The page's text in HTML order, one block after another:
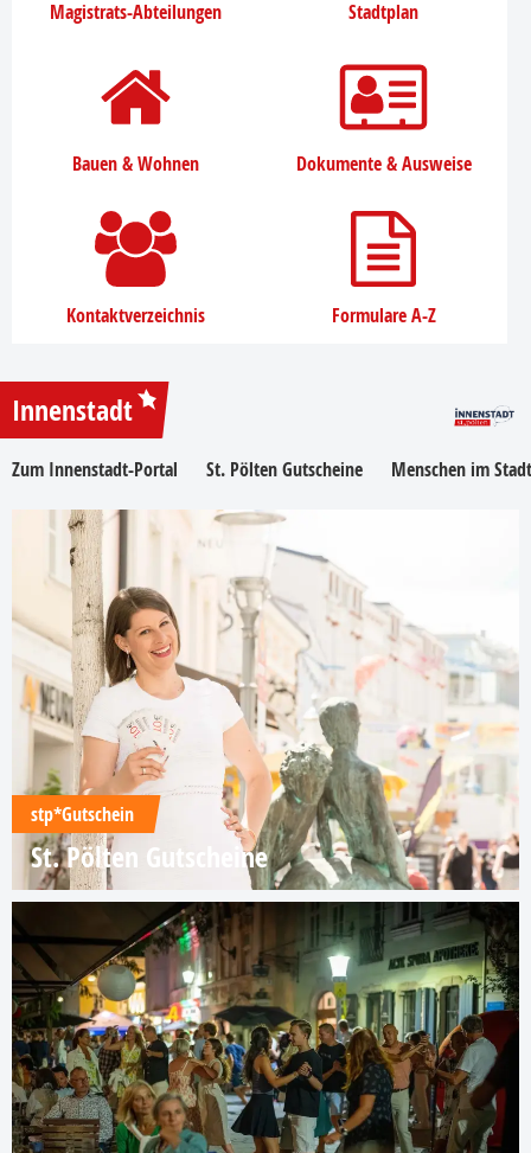
Magistrats-Abteilungen Stadtplan
Bauen & Wohnen Dokumente & Ausweise
Kontaktverzeichnis Formulare A-Z
Innenstadt
Zum Innenstadt-Portal St. Pölten Gutscheine Menschen im
stp*Gutschein
St. Pölten Gutscheine